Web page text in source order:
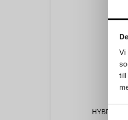
Vi
till
HYBRID